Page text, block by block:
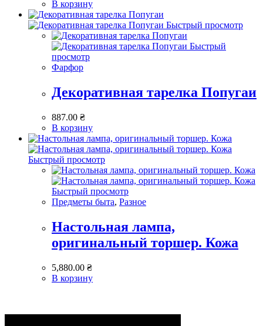
В корзину
Быстрый просмотр
Быстрый
просмотр
Фарфор
Декоративная тарелка Попугаи
887.00 ₴
В корзину
Быстрый просмотр
Быстрый просмотр
Предметы быта, Разное
Настольная лампа,
оригинальный торшер. Кожа
5,880.00 ₴
В корзину